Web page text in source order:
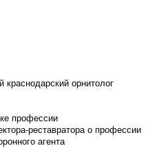
орнитолог
профессии
реставратора о профессии
агента